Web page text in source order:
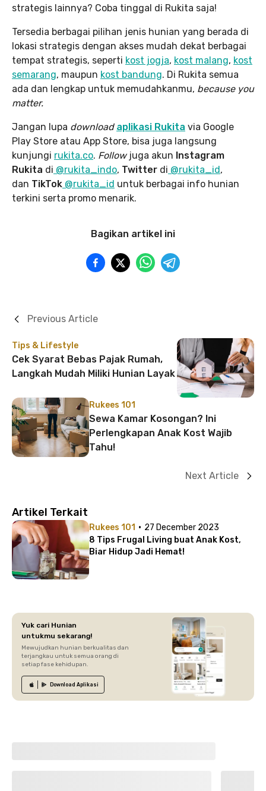
strategis lainnya? Coba tinggal di Rukita saja!
Tersedia berbagai pilihan jenis hunian yang berada di
lokasi strategis dengan akses mudah dekat berbagai
tempat strategis, seperti kost jogja, kost malang, kost
semarang, maupun kost bandung. Di Rukita semua
ada dan lengkap untuk memudahkanmu, because you
matter.
Jangan lupa download aplikasi Rukita via Google
Play Store atau App Store, bisa juga langsung
kunjungi rukita.co. Followjuga akun Instagram
Rukita di @rukita_indo, Twitter di @rukita_id,
dan TikTok @rukita_id untuk berbagai info hunian
terkini serta promo menarik.
Bagikan artikel ini
Tips & Lifestyle
Cek Syarat Bebas Pajak Rumah,
Langkah Mudah Miliki Hunian Layak
Previous Article
Rukees 101
Sewa Kamar Kosongan? Ini
Perlengkapan Anak Kost Wajib
Tahu!
Next Article
Artikel Terkait
Rukees 101 · 27 December 2023
8 Tips Frugal Living buat Anak Kost,
Biar Hidup Jadi Hemat!
Yuk cari Hunian
untukmu sekarang!
Mewujudkan hunian berkualitas dan
terjangkau untuk semua orang di
setiap fase kehidupan.
Download Aplikasi